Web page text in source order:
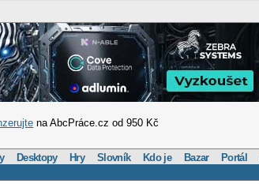
na AbcPráce.cz od 950 Kč
Desktopy Hry Slovník Kdo je Bazar Portál